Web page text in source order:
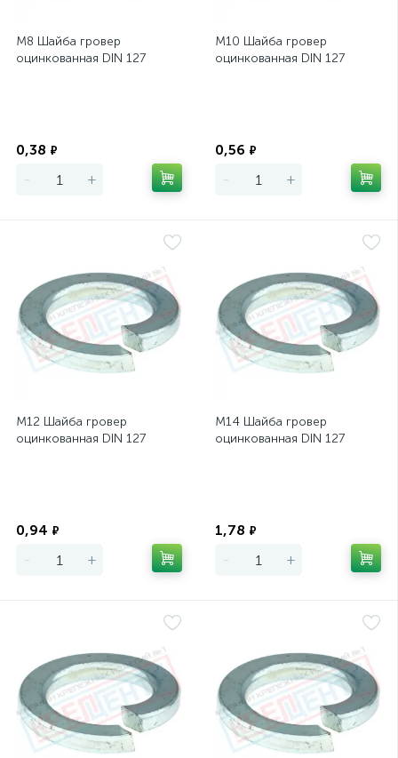
М8 Шайба гровер
оцинкованная DIN 127
0,38 ₽
- +
М10 Шайба гровер
оцинкованная DIN 127
0,56 ₽
- +
М12 Шайба гровер
оцинкованная DIN 127
0,94 ₽
- +
М14 Шайба гровер
оцинкованная DIN 127
1,78 ₽
- +